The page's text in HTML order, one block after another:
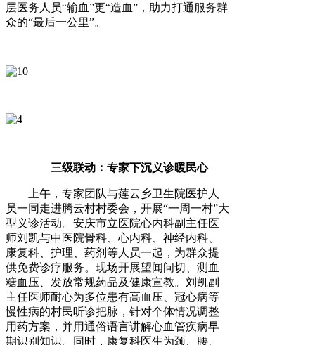
层医务人员“输血”更“造血”，助力打通服务群
众的“最后一公里”。
三级联动：专家下沉义诊暖民心
上午，专家团队与莲云乡卫生院医护人
员一同走进腾云村村委会，开展“一周一村”大
型义诊活动。安庆市立医院心内科副主任医
师刘凯与中医院骨科、心内科、神经内科、
康复科、护理、药剂等人员一起，为群众提
供免费诊疗服务。现场开展望闻问切、测血
糖血压、发放常规药品及健康宣教。刘凯副
主任医师耐心为多位患有高血压、冠心病等
慢性病的村民听诊把脉，针对个体情况调整
用药方案，并用通俗语言讲解心血管疾病早
期识别知识。同时，康复科医生为颈、腰、